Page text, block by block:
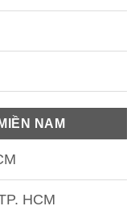
NAM
HCM